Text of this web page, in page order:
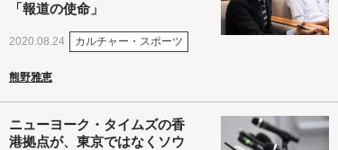
「報道の使命」
2020.08.24 カルチャー・スポーツ
熊野雅恵
ニューヨーク・タイムズの香
港拠点が、東京ではなくソウ